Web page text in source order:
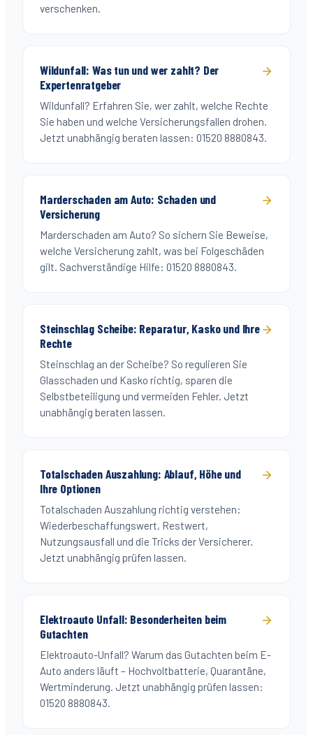
verschenken.
Wildunfall: Was tun und wer zahlt? Der
Expertenratgeber
Wildunfall? Erfahren Sie, wer zahlt, welche Rechte
Sie haben und welche Versicherungsfallen drohen.
Jetzt unabhängig beraten lassen: 01520 8880843.
Marderschaden am Auto: Schaden und
Versicherung
Marderschaden am Auto? So sichern Sie Beweise,
welche Versicherung zahlt, was bei Folgeschäden
gilt. Sachverständige Hilfe: 01520 8880843.
Steinschlag Scheibe: Reparatur, Kasko und Ihre
Rechte
Steinschlag an der Scheibe? So regulieren Sie
Glasschaden und Kasko richtig, sparen die
Selbstbeteiligung und vermeiden Fehler. Jetzt
unabhängig beraten lassen.
Totalschaden Auszahlung: Ablauf, Höhe und
Ihre Optionen
Totalschaden Auszahlung richtig verstehen:
Wiederbeschaffungswert, Restwert,
Nutzungsausfall und die Tricks der Versicherer.
Jetzt unabhängig prüfen lassen.
Elektroauto Unfall: Besonderheiten beim
Gutachten
Elektroauto-Unfall? Warum das Gutachten beim E-
Auto anders läuft – Hochvoltbatterie, Quarantäne,
Wertminderung. Jetzt unabhängig prüfen lassen:
01520 8880843.